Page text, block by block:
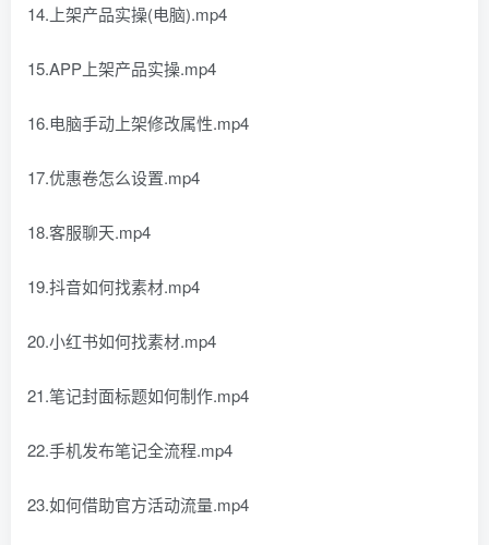
14.上架产品实操(电脑).mp4
15.APP上架产品实操.mp4
16.电脑手动上架修改属性.mp4
17.优惠卷怎么设置.mp4
18.客服聊天.mp4
19.抖音如何找素材.mp4
20.小红书如何找素材.mp4
21.笔记封面标题如何制作.mp4
22.手机发布笔记全流程.mp4
23.如何借助官方活动流量.mp4